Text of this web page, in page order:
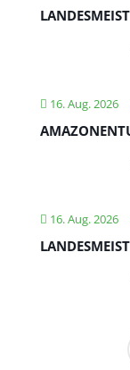
16. Aug. 2026
16. Aug. 2026